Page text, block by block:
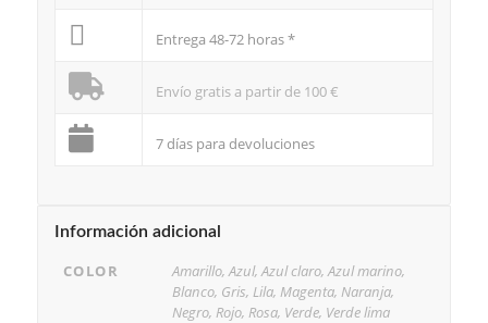
Entrega 48-72 horas *
Envío gratis a partir de 100 €
7 días para devoluciones
Información adicional
COLOR
Amarillo, Azul, Azul claro, Azul marino,
Blanco, Gris, Lila, Magenta, Naranja,
Negro, Rojo, Rosa, Verde, Verde lima